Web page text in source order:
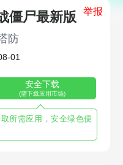
举报
僵尸最新版
防
01
安全下载
(需下载应用市场)
所需应用，安全绿色便